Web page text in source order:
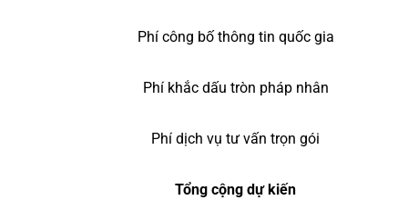
Phí công bố thông tin quốc gia
Phí khắc dấu tròn pháp nhân
Phí dịch vụ tư vấn trọn gói
Tổng cộng dự kiến